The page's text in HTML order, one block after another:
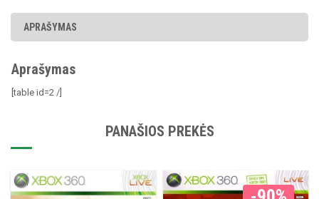
APRAŠYMAS
Aprašymas
[table id=2 /]
PANAŠIOS PREKĖS